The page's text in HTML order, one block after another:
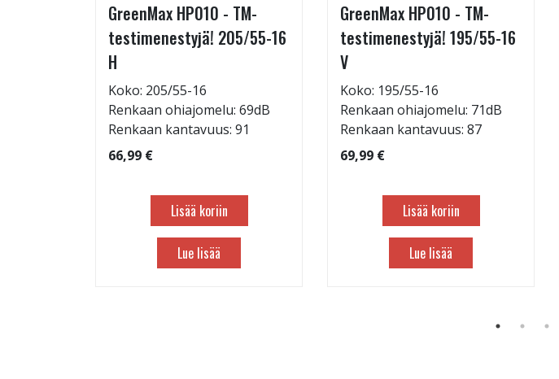
GreenMax HP010 - TM-
testimenestyjä! 205/55-16
H
Koko: 205/55-16
Renkaan ohiajomelu: 69dB
Renkaan kantavuus: 91
66,99 €
Lisää koriin
Lue lisää
GreenMax HP010 - TM-
testimenestyjä! 195/55-16
V
Koko: 195/55-16
Renkaan ohiajomelu: 71dB
Renkaan kantavuus: 87
69,99 €
Lisää koriin
Lue lisää